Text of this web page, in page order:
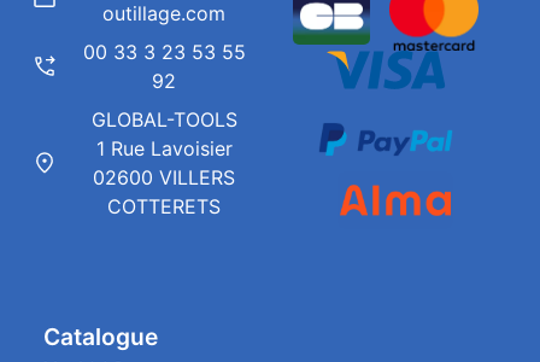
Catalogue
outillage.com
00 33 3 23 53 55
92
GLOBAL-TOOLS
1 Rue Lavoisier
02600 VILLERS
COTTERETS